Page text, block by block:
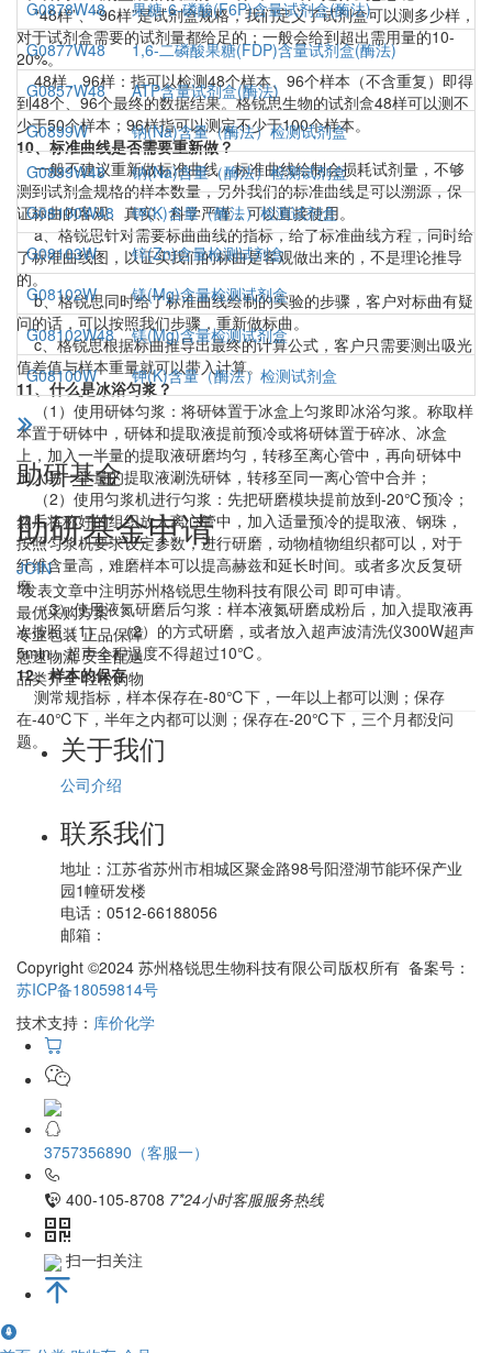
“48样”、“96样”是试剂盒规格，我们定义了试剂盒可以测多少样，
对于试剂盒需要的试剂量都给足的；一般会给到超出需用量的10-
20%。
48样、96样：指可以检测48个样本、96个样本（不含重复）即得
到48个、96个最终的数据结果。格锐思生物的试剂盒48样可以测不
少于50个样本；96样指可以测定不少于100个样本。
10、标准曲线是否需要重新做？
一般不建议重新做标准曲线，标准曲线绘制会损耗试剂量，不够
测到试剂盒规格的样本数量，另外我们的标准曲线是可以溯源，保
证标曲的客观、真实、科学严谨，可以直接使用。
a、格锐思针对需要标曲曲线的指标，给了标准曲线方程，同时给
了标准曲线图，以证实我们的标曲是客观做出来的，不是理论推导
的。
b、格锐思同时给了标准曲线绘制的实验的步骤，客户对标曲有疑
问的话，可以按照我们步骤，重新做标曲。
c、格锐思根据标曲推导出最终的计算公式，客户只需要测出吸光
值差值与样本重量就可以带入计算。
11、什么是冰浴匀浆？
（1）使用研钵匀浆：将研钵置于冰盒上匀浆即冰浴匀浆。称取样
本置于研钵中，研钵和提取液提前预冷或将研钵置于碎冰、冰盒
上，加入一半量的提取液研磨均匀，转移至离心管中，再向研钵中
加入另一半量的提取液涮洗研钵，转移至同一离心管中合并；
（2）使用匀浆机进行匀浆：先把研磨模块提前放到-20℃预冷；
然后将称好的组织放入离心管中，加入适量预冷的提取液、钢珠，
按照匀浆机要求设定参数，进行研磨，动物植物组织都可以，对于
纤维含量高，难磨样本可以提高赫兹和延长时间。或者多次反复研
磨
（3）使用液氮研磨后匀浆：样本液氮研磨成粉后，加入提取液再
次按照（1）、（2）的方式研磨，或者放入超声波清洗仪300W超声
5min，超声全程温度不得超过10℃。
12、样本的保存
测常规指标，样本保存在-80℃下，一年以上都可以测；保存
在-40℃下，半年之内都可以测；保存在-20℃下，三个月都没问
题。
G0878W48
果糖-6-磷酸(F6P)含量试剂盒(酶法)
G0877W48
1,6-二磷酸果糖(FDP)含量试剂盒(酶法)
G0857W48
ATP含量试剂盒(酶法)
G0899W
钠(Na)含量（酶法）检测试剂盒
G0899W48
钠(Na)含量（酶法）检测试剂盒
G08100W48
钾(K)含量（酶法）检测试剂盒
G08103W
锌(Zn)含量检测试剂盒
G08102W
镁(Mg)含量检测试剂盒
G08102W48
镁(Mg)含量检测试剂盒
G08100W
钾(K)含量（酶法）检测试剂盒
助研基金
助研基金申请
JOIN
*发表文章中注明苏州格锐思生物科技有限公司 即可申请。
最优采购方案
专业包装 正品保障
急速物流 安全配送
品类齐全 轻松购物
关于我们
公司介绍
联系我们
地址： 江苏省苏州市相城区聚金路98号阳澄湖节能环保产业
园1幢研发楼
电话： 0512-66188056
邮箱：
Copyright ©2024 苏州格锐思生物科技有限公司版权所有 备案号：
苏ICP备18059814号
技术支持： 库价化学
3757356890（客服一）
400-105-8708 7*24小时客服服务热线
扫一扫关注